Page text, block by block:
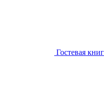
Гостевая